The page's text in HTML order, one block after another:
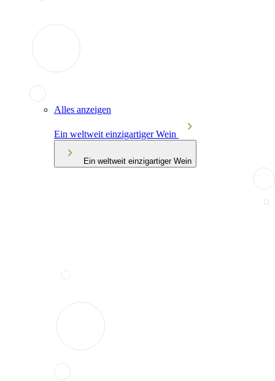
Alles anzeigen
Ein weltweit einzigartiger Wein
Ein weltweit einzigartiger Wein